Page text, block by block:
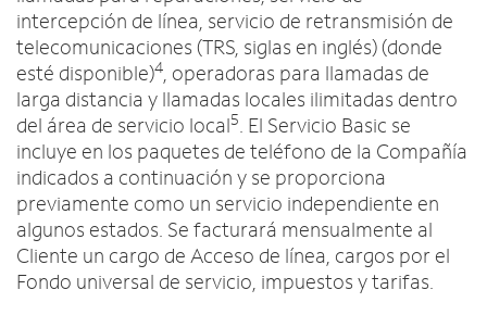
intercepción de línea, servicio de retransmisión de
telecomunicaciones (TRS, siglas en inglés) (donde
esté disponible)4, operadoras para llamadas de
larga distancia y llamadas locales ilimitadas dentro
del área de servicio local5. El Servicio Basic se
incluye en los paquetes de teléfono de la Compañía
indicados a continuación y se proporciona
previamente como un servicio independiente en
algunos estados. Se facturará mensualmente al
Cliente un cargo de Acceso de línea, cargos por el
Fondo universal de servicio, impuestos y tarifas.